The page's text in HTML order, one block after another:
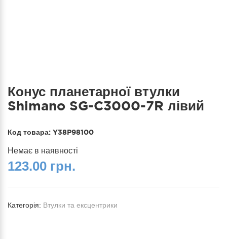
Конус планетарної втулки
Shimano SG-C3000-7R лівий
Код товара: Y38P98100
Немає в наявності
123.00 грн.
Категорія: Втулки та ексцентрики